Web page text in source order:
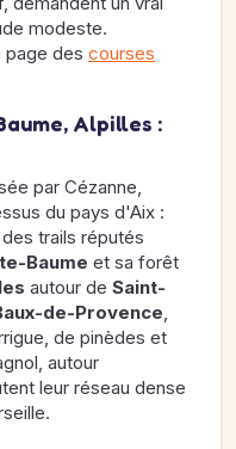
modeste.
page des courses
Alpilles :
par Cézanne,
du pays d'Aix :
trails réputés
Baume et sa forêt
autour de Saint-
de-Provence,
de pinèdes et
autour
leur réseau dense